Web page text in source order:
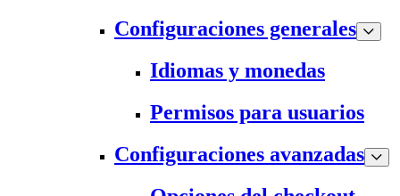
Configuraciones generales
Idiomas y monedas
Permisos para usuarios
Configuraciones avanzadas